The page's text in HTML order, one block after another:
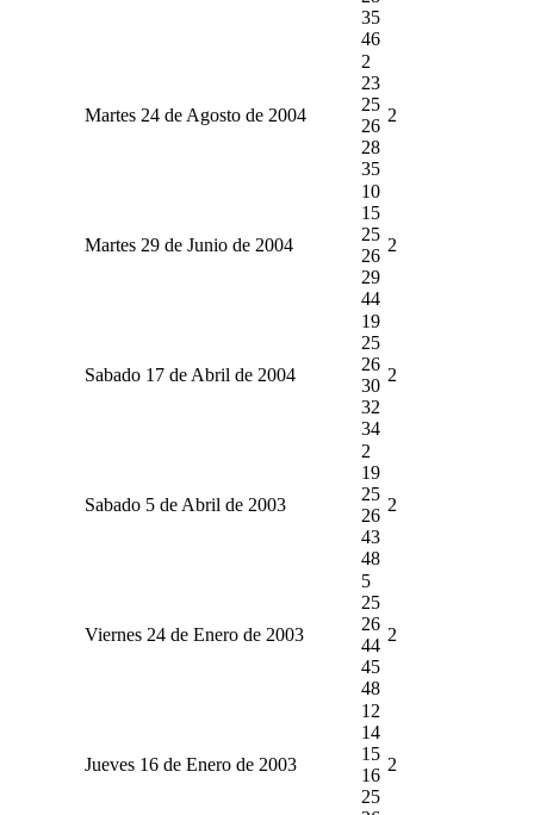
35
46
Martes 24 de Agosto de 2004
2
23
25
26
28
35
2
Martes 29 de Junio de 2004
10
15
25
26
29
44
2
Sabado 17 de Abril de 2004
19
25
26
30
32
34
2
Sabado 5 de Abril de 2003
2
19
25
26
43
48
2
Viernes 24 de Enero de 2003
5
25
26
44
45
48
2
Jueves 16 de Enero de 2003
12
14
15
16
25
2